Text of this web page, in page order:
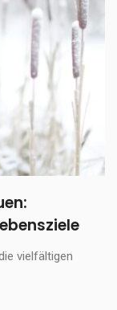
vielfältigen